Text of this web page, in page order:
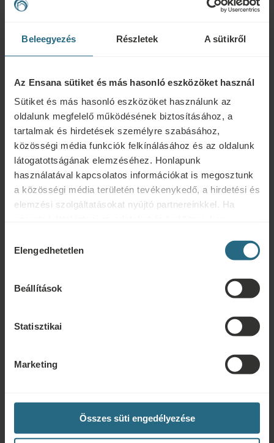
Beleegyezés Részletek A sütikről
Az Ensana sütiket és más hasonló eszközöket használ
Sütiket és más hasonló eszközöket használunk az
oldalunk megfelelő működésének biztosításához, a
tartalmak és hirdetések személyre szabásához,
közösségi média funkciók felkínálásához és az oldalunk
látogatottságának elemzéséhez. Honlapunk
használatával kapcsolatos információkat is megosztunk
a közösségi média területén tevékenykedő, a hirdetési és
elemzési szolgáltatásokat nyújtó partnereinkkel. Ha
eszközöket, kérjük, folytassa a "Részletek" gombra
kattintva.
kiválasztása
Elengedhetetlen
Beállítások
Statisztikai
Marketing
Összes süti engedélyezése
Vendéglátás